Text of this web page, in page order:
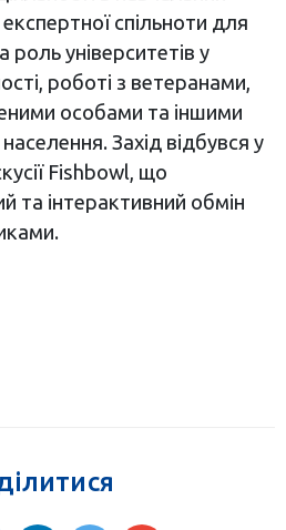
спільноти для
університетів у
роботі з ветеранами,
особами та іншими
Захід відбувся у
Fishbowl, що
та інтерактивний обмін